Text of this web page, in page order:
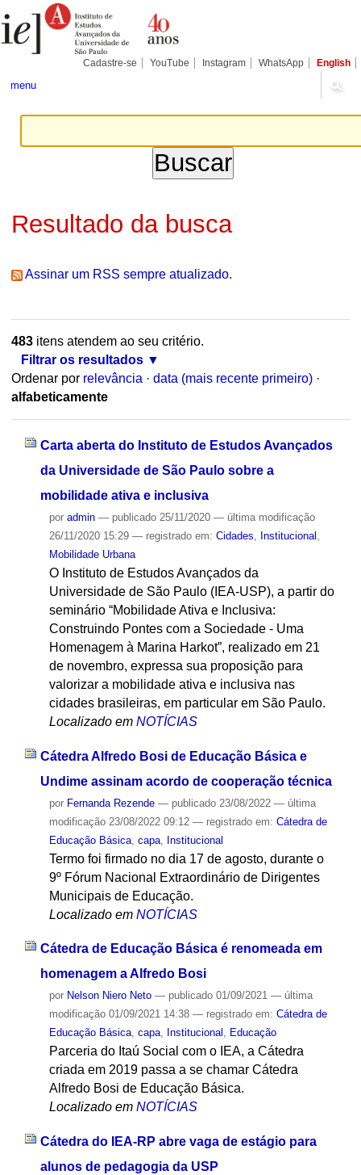
para
conteúdo.
Pessoais
Cadastre-se YouTube Instagram WhatsApp English
menu
Resultado da busca
Assinar um RSS sempre atualizado.
483itens atendem ao seu critério.
Filtrar os resultados
Ordenar por relevância · data (mais recente primeiro) ·
alfabeticamente
Carta aberta do Instituto de Estudos Avançados
da Universidade de São Paulo sobre a
mobilidade ativa e inclusiva
por admin — publicado25/11/2020 — última modificação
26/11/2020 15:29 — registrado em: Cidades Institucional
Mobilidade Urbana
O Instituto de Estudos Avançados da
Universidade de São Paulo (IEA-USP), a partir do
seminário “Mobilidade Ativa e Inclusiva:
Construindo Pontes com a Sociedade - Uma
Homenagem à Marina Harkot”, realizado em 21
de novembro, expressa sua proposição para
valorizar a mobilidade ativa e inclusiva nas
cidades brasileiras, em particular em São Paulo.
Localizado em NOTÍCIAS
Cátedra Alfredo Bosi de Educação Básica e
Undime assinam acordo de cooperação técnica
por Fernanda Rezende — publicado23/08/2022 — última
modificação23/08/2022 09:12 — registrado em: Cátedra de
Educação Básica, capa, Institucional
Termo foi firmado no dia 17 de agosto, durante o
9º Fórum Nacional Extraordinário de Dirigentes
Municipais de Educação.
Localizado em NOTÍCIAS
Cátedra de Educação Básica é renomeada em
homenagem a Alfredo Bosi
por Nelson Niero Neto — publicado01/09/2021 — última
modificação01/09/2021 14:38 — registrado em: Cátedra de
Educação Básica, capa, Institucional , Educação
Parceria do Itaú Social com o IEA, a Cátedra
criada em 2019 passa a se chamar Cátedra
Alfredo Bosi de Educação Básica.
Localizado em NOTÍCIAS
Cátedra do IEA-RP abre vaga de estágio para
alunos de pedagogia da USP